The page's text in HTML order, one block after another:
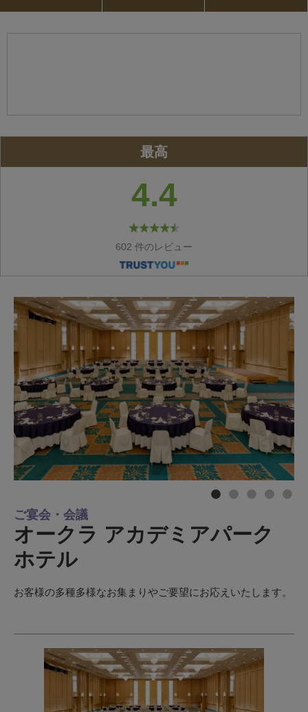
最高
4.4
602 件のレビュー
ご宴会・会議
オークラ アカデミアパーク
ホテル
お客様の多種多様なお集まりやご要望にお応えいたします。